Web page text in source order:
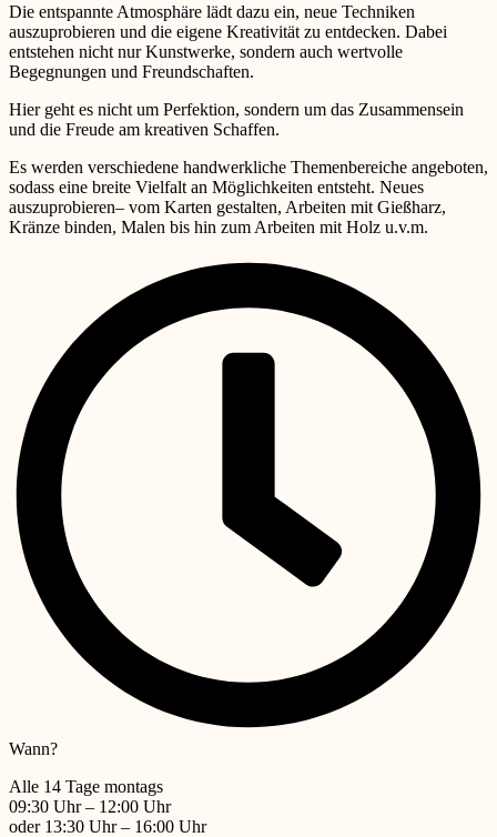
Die entspannte Atmosphäre lädt dazu ein, neue Techniken
auszuprobieren und die eigene Kreativität zu entdecken. Dabei
entstehen nicht nur Kunstwerke, sondern auch wertvolle
Begegnungen und Freundschaften.
Hier geht es nicht um Perfektion, sondern um das Zusammensein
und die Freude am kreativen Schaffen.
Es werden verschiedene handwerkliche Themenbereiche angeboten,
sodass eine breite Vielfalt an Möglichkeiten entsteht. Neues
auszuprobieren– vom Karten gestalten, Arbeiten mit Gießharz,
Kränze binden, Malen bis hin zum Arbeiten mit Holz u.v.m.
Wann?
Alle 14 Tage montags
09:30 Uhr – 12:00 Uhr
oder 13:30 Uhr – 16:00 Uhr